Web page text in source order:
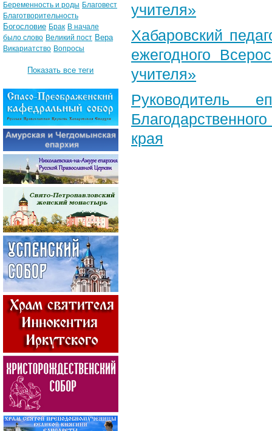
учителя»
Хабаровский
ежегодного
учителя»
Руководитель
края
Беременность и роды Благовест
Благотворительность
Богословие Брак В начале
было слово Великий пост Вера
Викариатство Вопросы
Показать все теги